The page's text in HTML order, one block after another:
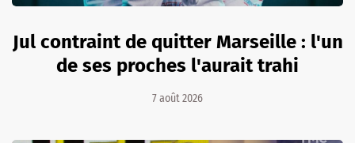
Jul contraint de quitter Marseille : l'un
de ses proches l'aurait trahi
7 août 2026